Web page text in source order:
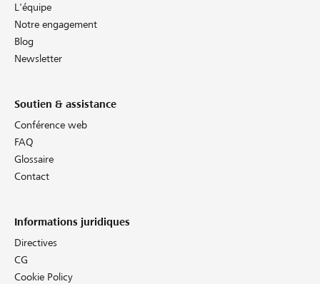
L'équipe
Notre engagement
Blog
Newsletter
Soutien & assistance
Conférence web
FAQ
Glossaire
Contact
Informations juridiques
Directives
CG
Cookie Policy